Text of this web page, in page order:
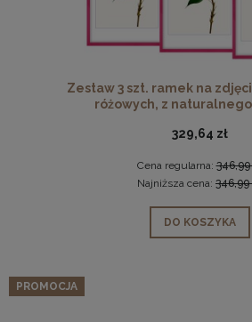
Zestaw 3 szt. ramek na
różowych, z
329,64 zł
Cena regularna:346,99
Najniższa cena: 346,99
DO KOSZYKA
PROMOCJA